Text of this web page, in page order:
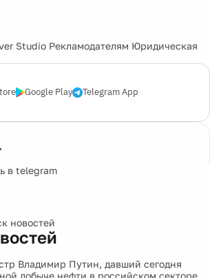
Studio Рекламодателям Юридическая
Google Play Telegram App
новостей
Владимир Путин, давший сегодня